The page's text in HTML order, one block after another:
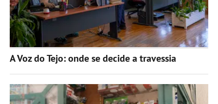
A Voz do Tejo: onde se decide a travessia